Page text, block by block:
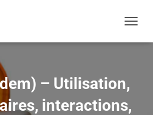
– Utilisation,
interactions,